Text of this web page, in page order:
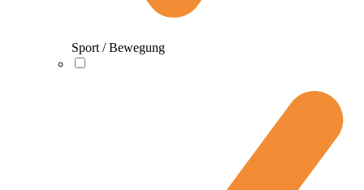
Sport / Bewegung